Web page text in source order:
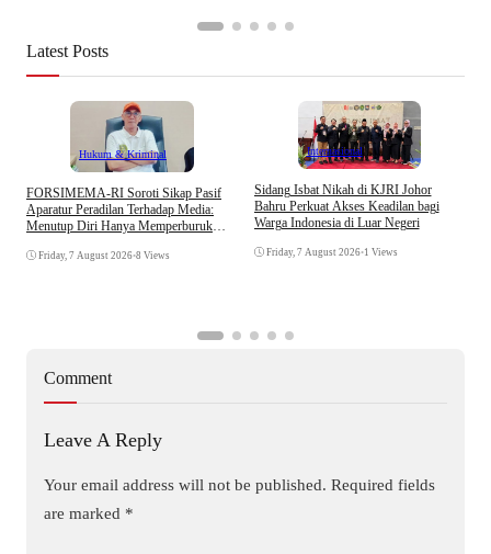
Latest Posts
Hukum & Kriminal
​FORSIMEMA-RI Soroti Sikap Pasif
Aparatur Peradilan Terhadap Media:
Menutup Diri Hanya Memperburuk
Friday, 7 August 2026•8 Views
Internasional
Sidang Isbat Nikah di KJRI Johor
Bahru Perkuat Akses Keadilan bagi
Warga Indonesia di Luar Negeri
Friday, 7 August 2026•1 Views
Comment
Leave A Reply
Your email address will not be published. Required fields
are marked *